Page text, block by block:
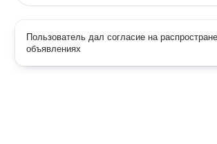
Пользователь дал согласие на
объявлениях